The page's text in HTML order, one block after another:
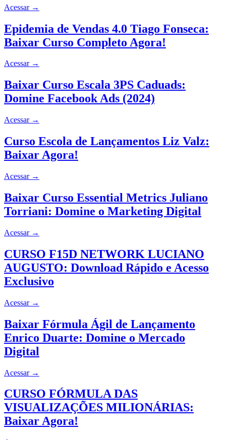
Acessar →
Epidemia de Vendas 4.0 Tiago Fonseca:
Baixar Curso Completo Agora!
Acessar →
Baixar Curso Escala 3PS Caduads:
Domine Facebook Ads (2024)
Acessar →
Curso Escola de Lançamentos Liz Valz:
Baixar Agora!
Acessar →
Baixar Curso Essential Metrics Juliano
Torriani: Domine o Marketing Digital
Acessar →
CURSO F15D NETWORK LUCIANO
AUGUSTO: Download Rápido e Acesso
Exclusivo
Acessar →
Baixar Fórmula Ágil de Lançamento
Enrico Duarte: Domine o Mercado
Digital
Acessar →
CURSO FÓRMULA DAS
VISUALIZAÇÕES MILIONÁRIAS:
Baixar Agora!